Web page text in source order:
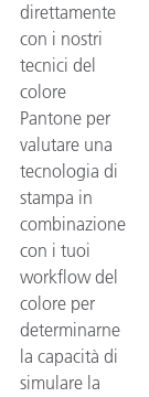
direttamente
con i nostri
tecnici del
colore
Pantone per
valutare una
tecnologia di
stampa in
combinazione
con i tuoi
workflow del
colore per
determinarne
la capacità di
simulare la